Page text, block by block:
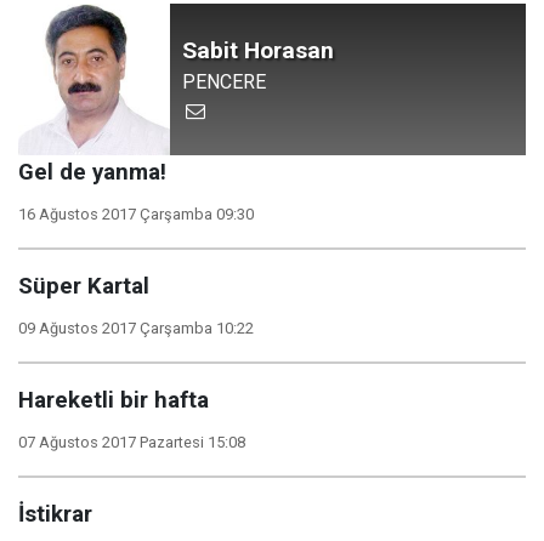
Sabit Horasan
PENCERE
Gel de yanma!
16 Ağustos 2017 Çarşamba 09:30
Süper Kartal
09 Ağustos 2017 Çarşamba 10:22
Hareketli bir hafta
07 Ağustos 2017 Pazartesi 15:08
İstikrar